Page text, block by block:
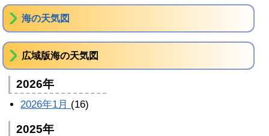
海の天気図
広域版海の天気図
2026年
2026年1月 (16)
2025年